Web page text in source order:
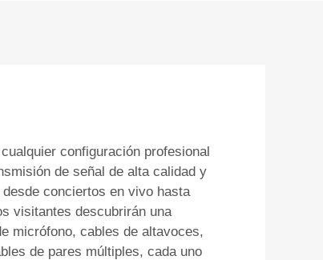
configuración profesional
de señal de alta calidad y
conciertos en vivo hasta
visitantes descubrirán una
micrófono, cables de altavoces,
de pares múltiples, cada uno